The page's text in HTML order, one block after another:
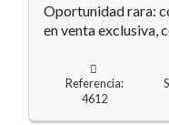
Oportunidad rara:
en venta exclusiva,
Referencia:
4612